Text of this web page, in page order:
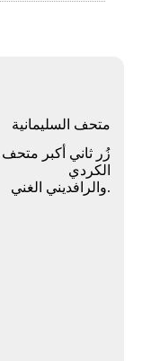
ﻣﺘﺤﻒ اﻟﺴﻠﻴﻤﺎﻧﻴﺔ
زُر ﺛﺎﻧﻲ أﻛﺒﺮ
اﻟﻜﺮدي
.واﻟﺮاﻓﺪﻳﻨﻲ اﻟﻐﻨﻲ